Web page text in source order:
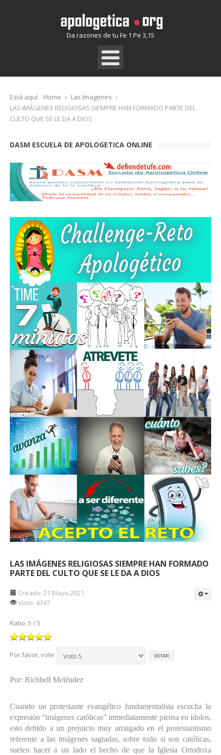
Da razones de tu Fe 1 Pe 3,15
Está aquí: Home
Las Imagenes
LAS IMÁGENES RELIGIOSAS SIEMPRE HAN FORMADO PARTE DEL
CULTO QUE SE LE DA A DIOS
DASM ESCUELA DE APOLOGETICA ONLINE
LAS IMÁGENES RELIGIOSAS SIEMPRE HAN FORMADO
PARTE DEL CULTO QUE SE LE DA A DIOS
Creado: 21 Mayo 2021
Visto: 4747
Ratio: 5 /5
Por favor, vote
Por: Richbell Meléndez
Cuando un protestante evangélico fundamentalista escucha la
expresión “imágenes católicas” inmediatamente piensa en ídolos,
esto debido a un prejuicio muy arraigado en el protestantismo
referente a las imágenes sagradas, sobre todo si son católicas,
suelen hacer a un lado el hecho de que la Iglesia Ortodoxa